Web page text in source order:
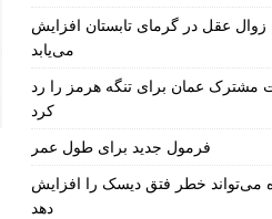
زوال عقل در گرمای تابستان افزایش
می‌یابد
مشترک عمان برای تنگه هرمز را رد
کرد
فرمول جدید برای طول عمر
می‌تواند خطر فتق دیسک را افزایش
دهد